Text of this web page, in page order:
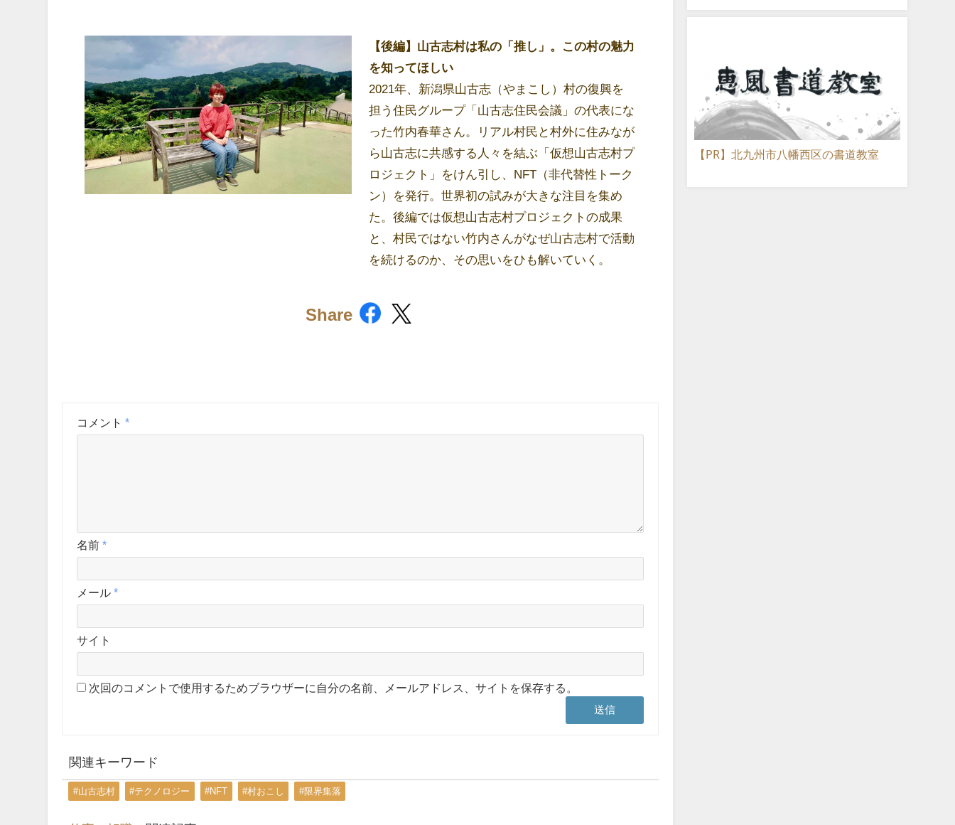
【後編】山古志村は私の「推し」。この村の魅力
を知ってほしい
2021年、新潟県山古志（やまこし）村の復興を
担う住民グループ「山古志住民会議」の代表にな
った竹内春華さん。リアル村民と村外に住みなが
ら山古志に共感する人々を結ぶ「仮想山古志村プ
ロジェクト」をけん引し、NFT（非代替性トーク
ン）を発行。世界初の試みが大きな注目を集め
た。後編では仮想山古志村プロジェクトの成果
と、村民ではない竹内さんがなぜ山古志村で活動
を続けるのか、その思いをひも解いていく。
Share
コメント*
名前*
メール*
サイト
次回のコメントで使用するためブラウザーに自分の名前、メールアドレス、サイトを保存する。
関連キーワード
#山古志村 #テクノロジー #NFT #村おこし #限界集落
【PR】北九州市八幡西区の書道教室